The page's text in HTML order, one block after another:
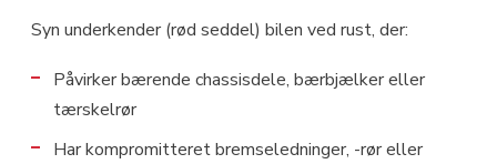
Syn underkender (rød seddel) bilen ved rust, der:
Påvirker bærende chassisdele, bærbjælker eller
tærskelrør
Har kompromitteret bremseledninger, -rør eller